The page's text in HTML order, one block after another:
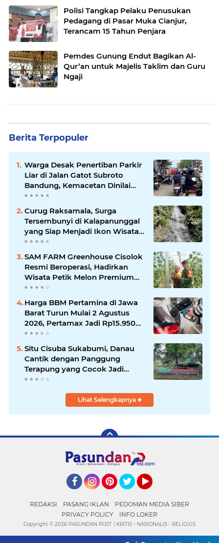
Polisi Tangkap Pelaku Penusukan
Pedagang di Pasar Muka Cianjur,
Terancam 15 Tahun Penjara
Pemdes Gunung Endut Bagikan Al-
Qur’an untuk Majelis Taklim dan Guru
Ngaji
Berita Terpopuler
Warga Desak Penertiban Parkir
Liar di Jalan Gatot Subroto
Bandung, Kemacetan Dinilai
Makin Mengkhawatirkan
Curug Raksamala, Surga
Tersembunyi di Kalapanunggal
yang Siap Menjadi Ikon Wisata
Alam Baru Kabupaten
SAM FARM Greenhouse Cisolok
Resmi Beroperasi, Hadirkan
Wisata Petik Melon Premium
dan Edukasi Pertanian Modern
Harga BBM Pertamina di Jawa
Barat Turun Mulai 2 Agustus
2026, Pertamax Jadi Rp15.950
per Liter, Cek Daftar Harga
Terbaru
Situ Cisuba Sukabumi, Danau
Cantik dengan Panggung
Terapung yang Cocok Jadi
Destinasi Libur Akhir Pekan
Lihat Selengkapnya
REDAKSI PASANG IKLAN
PEDOMAN MEDIA SIBER
PRIVACY POLICY
INFO LOKER
Copyright © 2026 PASUNDAN POST | KRITIS - NASIONALIS - RELIGIUS